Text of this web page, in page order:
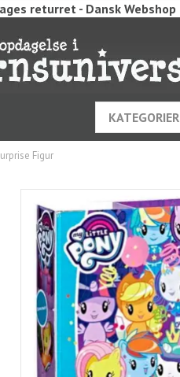
returret - Dansk Webshop
KATEGORIER
Figur